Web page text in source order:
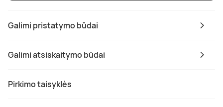
Galimi pristatymo būdai
Galimi atsiskaitymo būdai
Pirkimo taisyklės